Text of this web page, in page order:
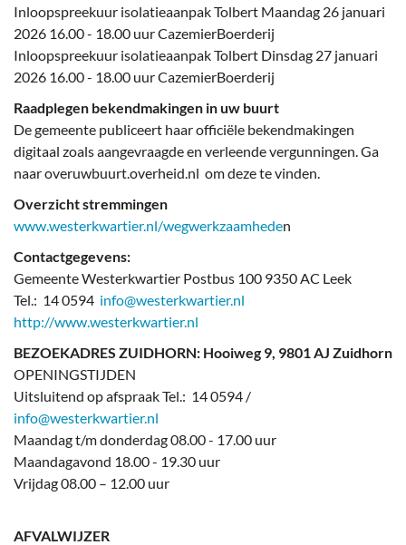
Inloopspreekuur isolatieaanpak Tolbert Maandag 26 januari
2026 16.00 - 18.00 uur CazemierBoerderij
Inloopspreekuur isolatieaanpak Tolbert Dinsdag 27 januari
2026 16.00 - 18.00 uur CazemierBoerderij
Raadplegen bekendmakingen in uw buurt
De gemeente publiceert haar officiële bekendmakingen
digitaal zoals aangevraagde en verleende vergunningen. Ga
naar overuwbuurt.overheid.nl om deze te vinden.
Overzicht stremmingen
www.westerkwartier.nl/wegwerkzaamheden
Contactgegevens:
Gemeente Westerkwartier Postbus 100 9350 AC Leek
Tel.: 14 0594 info@westerkwartier.nl
http://www.westerkwartier.nl
BEZOEKADRES ZUIDHORN: Hooiweg 9, 9801 AJ Zuidhorn
OPENINGSTIJDEN
Uitsluitend op afspraak Tel.: 14 0594 /
info@westerkwartier.nl
Maandag t/m donderdag 08.00 - 17.00 uur
Maandagavond 18.00 - 19.30 uur
Vrijdag 08.00 – 12.00 uur
AFVALWIJZER